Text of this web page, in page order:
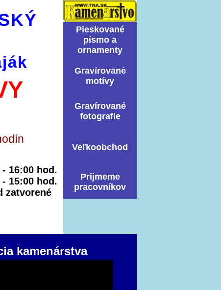
16:00 hod.
- 15:00 hod.
zatvorené
Pieskované
písmo a
ornamenty
Graví­rované
motí­vy
Graví­rované
fotografie
Veľkoobchod
Prijmeme
pracovníkov
kamenárstva